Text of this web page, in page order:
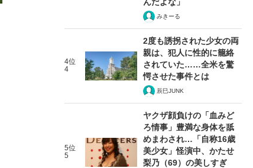
みきーる
4位
4
2度も誘拐された少女の両
親は、犯人に性的に籠絡
されていた……全米を驚
愕させた事件とは
辰巳JUNK
5位
5
ヤクザ顔負けの「血みど
ろ情事」豊満な身体を舐
めまわされ…「自称16歳
美少女」怪演中、かたせ
梨乃（69）の美しすぎ